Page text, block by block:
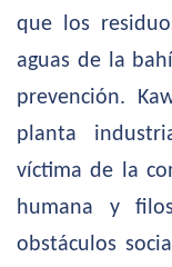
que los
aguas de la
prevención.
planta
víctima de la
humana y
obstáculos